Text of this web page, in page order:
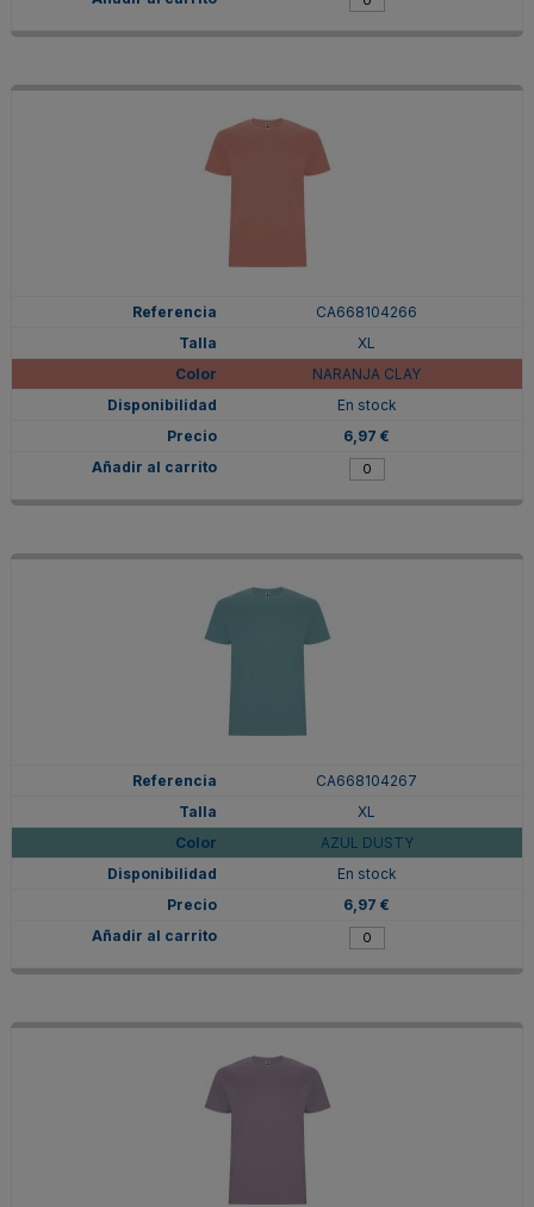
CA668104266
XL
NARANJA CLAY
En stock
6,97 €
CA668104267
XL
AZUL DUSTY
En stock
6,97 €